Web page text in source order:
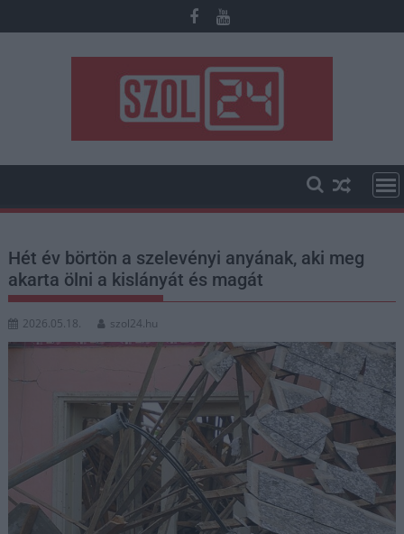
to
Hét év börtön a szelevényi anyának, aki meg
akarta ölni a kislányát és magát
2026.05.18. szol24.hu